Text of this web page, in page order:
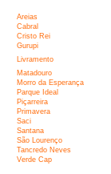
Areias
Cabral
Cristo Rei
Gurupi
Livramento
Matadouro
Morro da Esperança
Parque Ideal
Piçarreira
Primavera
Saci
Santana
São Lourenço
Tancredo Neves
Verde Cap